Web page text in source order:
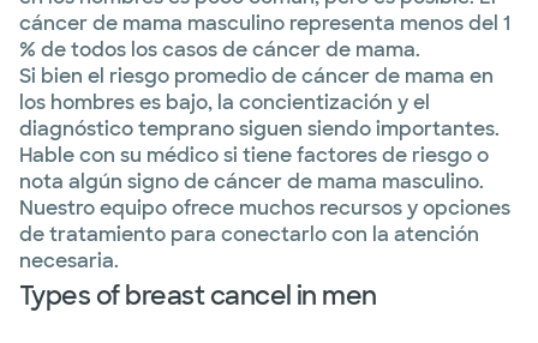
cáncer de mama masculino representa menos del 1
% de todos los casos de cáncer de mama.
Si bien el riesgo promedio de cáncer de mama en
los hombres es bajo, la concientización y el
diagnóstico temprano siguen siendo importantes.
Hable con su médico si tiene factores de riesgo o
nota algún signo de cáncer de mama masculino.
Nuestro equipo ofrece muchos recursos y opciones
de tratamiento para conectarlo con la atención
necesaria.
Types of breast cancel in men